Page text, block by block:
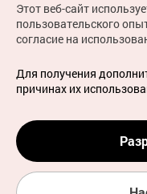
(с) Национальная
права защищены
Для извещения об
работой веб-сайта,
официальный адрес
russian@knto.or.kr
Этот веб-сайт
пользовательского
согласие на
Для получения
причинах их